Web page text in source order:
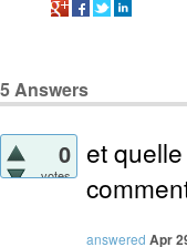
5Answers
0
votes
et
answered Apr